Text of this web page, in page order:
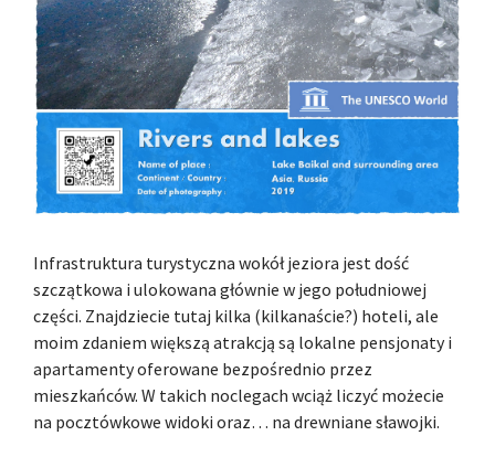
Infrastruktura turystyczna wokół jeziora jest dość
szczątkowa i ulokowana głównie w jego południowej
części. Znajdziecie tutaj kilka (kilkanaście?) hoteli, ale
moim zdaniem większą atrakcją są lokalne pensjonaty i
apartamenty oferowane bezpośrednio przez
mieszkańców. W takich noclegach wciąż liczyć możecie
na pocztówkowe widoki oraz… na drewniane sławojki.